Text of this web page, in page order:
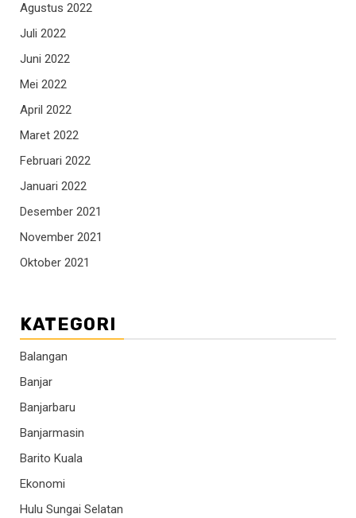
Agustus 2022
Juli 2022
Juni 2022
Mei 2022
April 2022
Maret 2022
Februari 2022
Januari 2022
Desember 2021
November 2021
Oktober 2021
KATEGORI
Balangan
Banjar
Banjarbaru
Banjarmasin
Barito Kuala
Ekonomi
Hulu Sungai Selatan